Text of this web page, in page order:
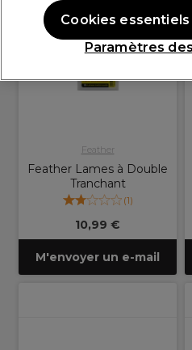
Feather
Feather Lames à Double
Tranchant
(1)
10,99 €
M'envoyer un e-mail
Paramètres
Cookies